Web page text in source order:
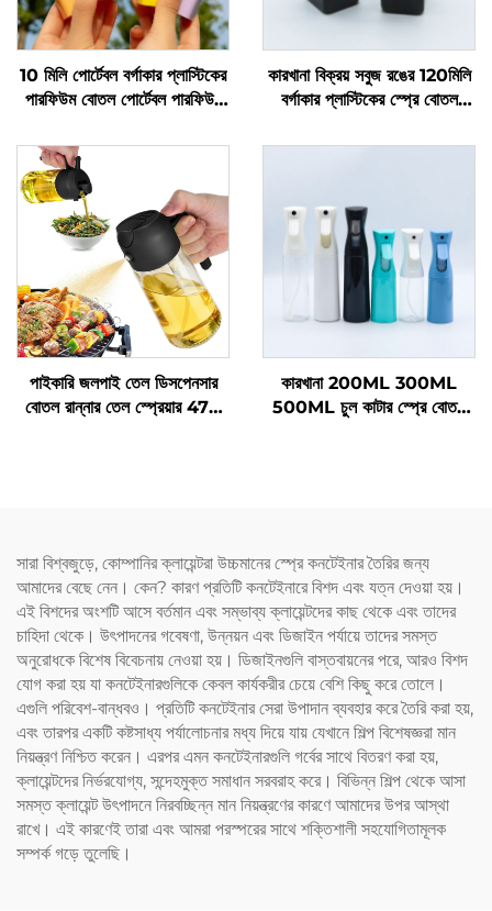
10 মিলি পোর্টেবল বর্গাকার প্লাস্টিকের
পারফিউম বোতল পোর্টেবল পারফিউম
কারখানা বিক্রয় সবুজ রঙের 120মিলি
বর্গাকার প্লাস্টিকের স্প্রে বোতল
পাইকারি জলপাই তেল ডিসপেনসার
বোতল রান্নার তেল স্প্রেয়ার 470
কারখানা 200ML 300ML
500ML চুল কাটার স্প্রে বোতল
সারা বিশ্বজুড়ে, কোম্পানির ক্লায়েন্টরা উচ্চমানের স্প্রে কনটেইনার তৈরির জন্য
আমাদের বেছে নেন। কেন? কারণ প্রতিটি কনটেইনারে বিশদ এবং যত্ন দেওয়া হয়।
এই বিশদের অংশটি আসে বর্তমান এবং সম্ভাব্য ক্লায়েন্টদের কাছ থেকে এবং তাদের
চাহিদা থেকে। উৎপাদনের গবেষণা, উন্নয়ন এবং ডিজাইন পর্যায়ে তাদের সমস্ত
অনুরোধকে বিশেষ বিবেচনায় নেওয়া হয়। ডিজাইনগুলি বাস্তবায়নের পরে, আরও বিশদ
যোগ করা হয় যা কনটেইনারগুলিকে কেবল কার্যকরীর চেয়ে বেশি কিছু করে তোলে।
এগুলি পরিবেশ-বান্ধবও। প্রতিটি কনটেইনার সেরা উপাদান ব্যবহার করে তৈরি করা হয়,
এবং তারপর একটি কষ্টসাধ্য পর্যালোচনার মধ্য দিয়ে যায় যেখানে শিল্প বিশেষজ্ঞরা মান
নিয়ন্ত্রণ নিশ্চিত করেন। এরপর এমন কনটেইনারগুলি গর্বের সাথে বিতরণ করা হয়,
ক্লায়েন্টদের নির্ভরযোগ্য, সন্দেহমুক্ত সমাধান সরবরাহ করে। বিভিন্ন শিল্প থেকে আসা
সমস্ত ক্লায়েন্ট উৎপাদনে নিরবচ্ছিন্ন মান নিয়ন্ত্রণের কারণে আমাদের উপর আস্থা
রাখে। এই কারণেই তারা এবং আমরা পরস্পরের সাথে শক্তিশালী সহযোগিতামূলক
সম্পর্ক গড়ে তুলেছি।